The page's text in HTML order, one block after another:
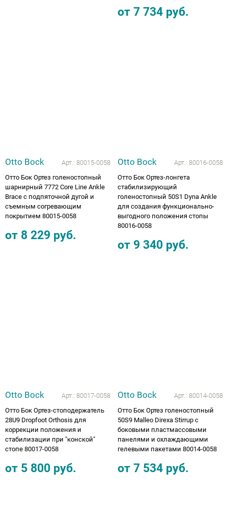
от 7 734 руб.
Otto Bock Арт.: 80015-0058
Отто Бок Ортез голеностопный
шарнирный 7772 Core Line Ankle
Brace с подпяточной дугой и
съемным согревающим
покрытием 80015-0058
от 8 229 руб.
Otto Bock Арт.: 80016-0058
Отто Бок Ортез-лонгета
стабилизирующий
голеностопный 50S1 Dyna Ankle
для создания функционально-
выгодного положения стопы
80016-0058
от 9 340 руб.
Otto Bock Арт.: 80017-0058
Отто Бок Ортез-стоподержатель
28U9 Dropfoot Orthosis для
коррекции положения и
стабилизации при "конской"
стопе 80017-0058
от 5 800 руб.
Otto Bock Арт.: 80014-0058
Отто Бок Ортез голеностопный
50S9 Malleo Direxa Stirrup с
боковыми пластмассовыми
панелями и охлаждающими
гелевыми пакетами 80014-0058
от 7 534 руб.